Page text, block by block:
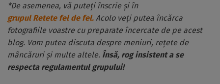
*De asemenea, vă puteți înscrie și în
grupul Retete fel de fel. Acolo veți putea încărca
fotografiile voastre cu preparate încercate de pe acest
blog. Vom putea discuta despre meniuri, rețete de
mâncăruri și multe altele. Însă, rog insistent a se
respecta regulamentul grupului!